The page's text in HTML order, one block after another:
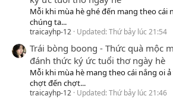
Mỗi khi mùa hè ghé đến mang theo cái
chúng ta...
traicayhp-12 Updated:Thứ bảy lúc 21:54
Trái bòng boong - Thức quà mộc
đánh thức ký ức tuổi thơ ngày hè
Mỗi khi mùa hè mang theo cái nắng oi
chợt đến chợt...
traicayhp-12 Updated:Thứ bảy lúc 21:46